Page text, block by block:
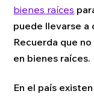
bienes raíces
puede llevarse a
Recuerda que
en bienes raíces.
En el país